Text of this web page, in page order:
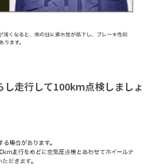
走行して100km点検しましょ